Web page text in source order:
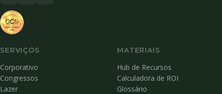
SERVIÇOS
Corporativo
Congressos
Lazer
MATERIAIS
Hub de Recursos
Calculadora de ROI
Glossário